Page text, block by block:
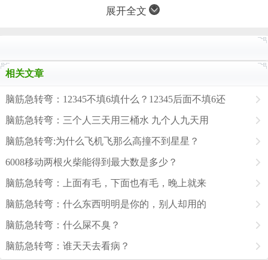
展开全文
相关文章
脑筋急转弯：12345不填6填什么？12345后面不填6还
脑筋急转弯：三个人三天用三桶水 九个人九天用
脑筋急转弯:为什么飞机飞那么高撞不到星星？
6008移动两根火柴能得到最大数是多少？
脑筋急转弯：上面有毛，下面也有毛，晚上就来
脑筋急转弯：什么东西明明是你的，别人却用的
脑筋急转弯：什么屎不臭？
脑筋急转弯：谁天天去看病？